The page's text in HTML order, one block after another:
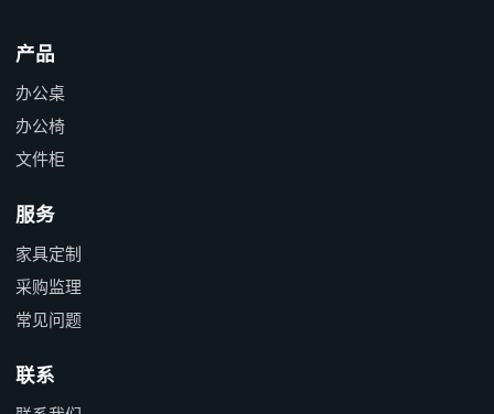
产品
办公桌
办公椅
文件柜
服务
家具定制
采购监理
常见问题
联系